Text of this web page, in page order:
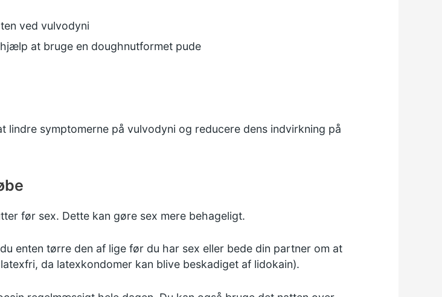
ved vulvodyni
at bruge en doughnutformet pude
symptomerne på vulvodyni og reducere dens indvirkning på
før sex. Dette kan gøre sex mere behageligt.
enten tørre den af lige før du har sex eller bede din partner om at
da latexkondomer kan blive beskadiget af lidokain).